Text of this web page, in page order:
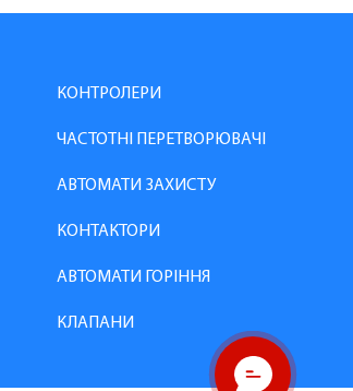
КОНТРОЛЕРИ
ЧАСТОТНІ ПЕРЕТВОРЮВАЧІ
АВТОМАТИ ЗАХИСТУ
КОНТАКТОРИ
АВТОМАТИ ГОРІННЯ
КЛАПАНИ